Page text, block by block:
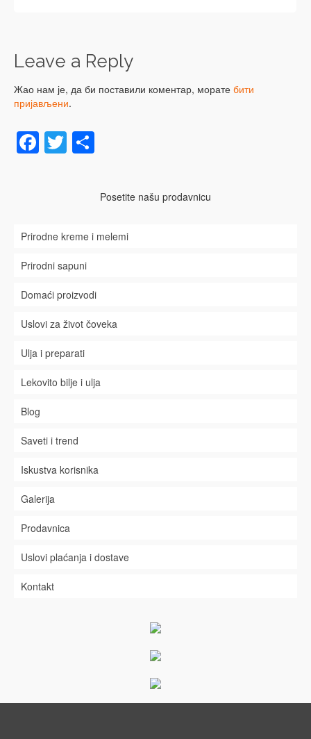
Leave a Reply
Жао нам је, да би поставили коментар, морате бити
пријављени.
Facebook
Twitter
Posetite našu prodavnicu
Prirodne kreme i melemi
Prirodni sapuni
Domaći proizvodi
Uslovi za život čoveka
Ulja i preparati
Lekovito bilje i ulja
Blog
Saveti i trend
Iskustva korisnika
Galerija
Prodavnica
Uslovi plaćanja i dostave
Kontakt